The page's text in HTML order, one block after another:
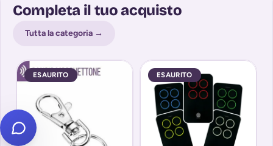
Completa il tuo acquisto
Tutta la categoria →
ESAURITO ESAURITO